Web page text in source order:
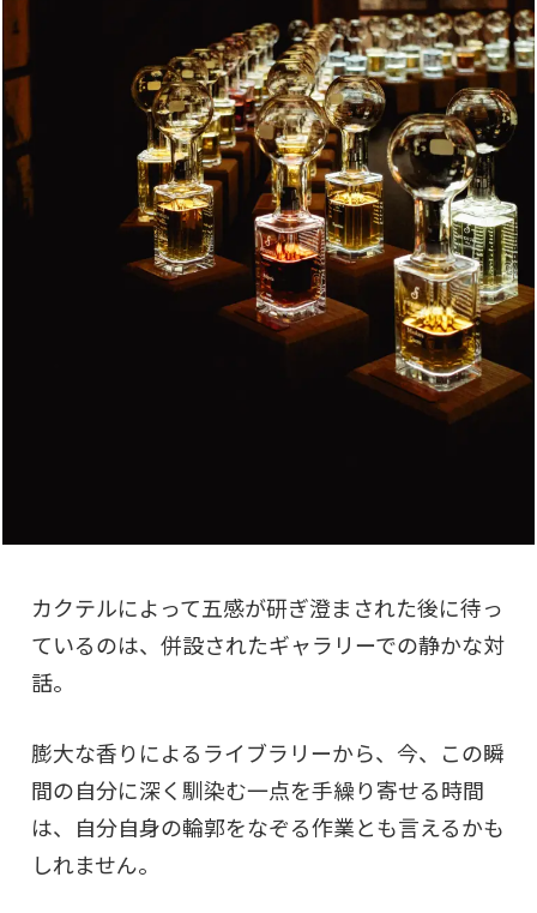
カクテルによって五感が研ぎ澄まされた後に待っ
ているのは、併設されたギャラリーでの静かな対
話。
膨大な香りによるライブラリーから、今、この瞬
間の自分に深く馴染む一点を手繰り寄せる時間
は、自分自身の輪郭をなぞる作業とも言えるかも
しれません。